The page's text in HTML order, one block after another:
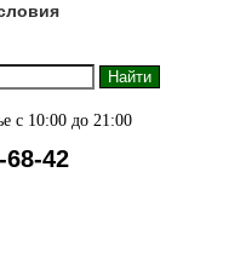
с 10:00 до 21:00
68-42